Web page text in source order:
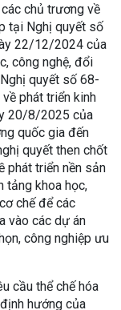
chủ trương về
tại Nghị quyết số
22/12/2024 của
công nghệ, đổi
quyết số 68-
phát triển kinh
20/8/2025 của
quốc gia đến
quyết then chốt
phát triển nền sản
tảng khoa học,
chế để các
vào các dự án
công nghiệp ưu
cầu thể chế hóa
hướng của